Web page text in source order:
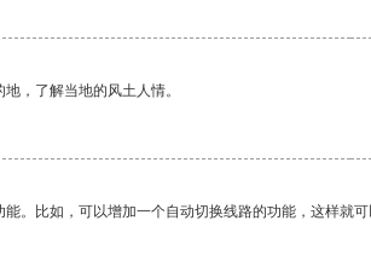
，了解当地的风土人情。
。比如，可以增加一个自动切换线路的功能，这样就